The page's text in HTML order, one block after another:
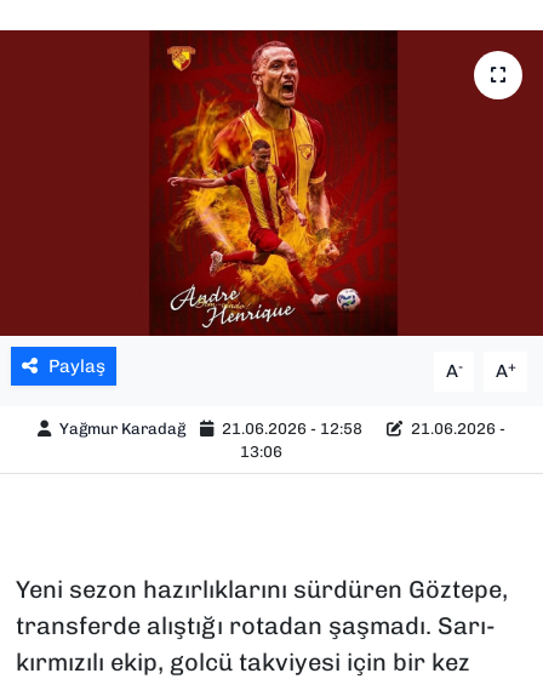
Paylaş A- A+
Yağmur Karadağ 21.06.2026 - 12:58
21.06.2026 -
13:06
Yeni sezon hazırlıklarını sürdüren Göztepe,
transferde alıştığı rotadan şaşmadı. Sarı-
kırmızılı ekip, golcü takviyesi için bir kez
SPOR
YEREL YÖNETİMLER